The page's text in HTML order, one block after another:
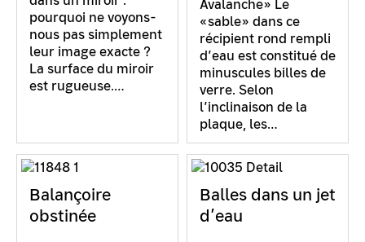
pourquoi ne voyons-
nous pas simplement
leur image exacte ?
La surface du miroir
est rugueuse.…
Avalanche» Le
«sable» dans ce
récipient rond rempli
d’eau est constitué de
minuscules billes de
verre. Selon
l’inclinaison de la
plaque, les…
Balançoire
obstinée
Balles dans un jet
d’eau